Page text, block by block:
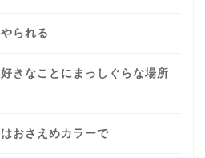
られる
きなことにまっしぐらな場所
おさえめカラーで